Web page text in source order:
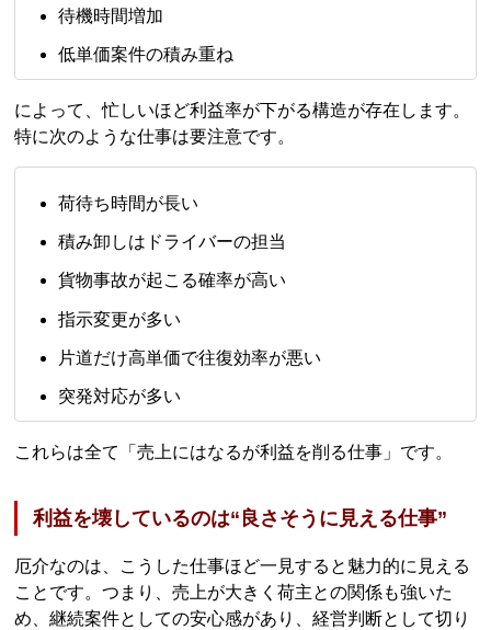
待機時間増加
低単価案件の積み重ね
によって、忙しいほど利益率が下がる構造が存在します。
特に次のような仕事は要注意です。
荷待ち時間が長い
積み卸しはドライバーの担当
貨物事故が起こる確率が高い
指示変更が多い
片道だけ高単価で往復効率が悪い
突発対応が多い
これらは全て「売上にはなるが利益を削る仕事」です。
利益を壊しているのは“良さそうに見える仕事”
厄介なのは、こうした仕事ほど一見すると魅力的に見える
ことです。つまり、売上が大きく荷主との関係も強いた
め、継続案件としての安心感があり、経営判断として切り